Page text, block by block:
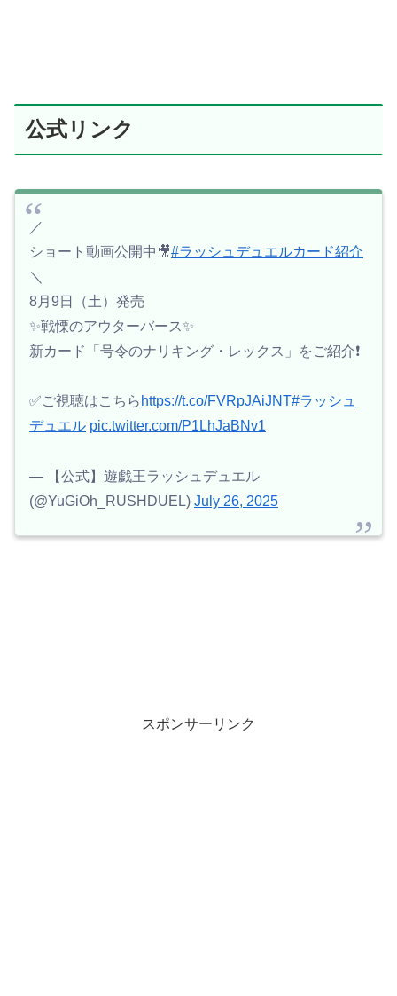
公式リンク
／
ショート動画公開中🎥#ラッシュデュエルカード紹介
＼
8月9日（土）発売
✨️戦慄のアウターバース✨️
新カード「号令のナリキング・レックス」をご紹介❗️
✅ご視聴はこちら https://t.co/FVRpJAiJNT#ラッシュ
デュエル pic.twitter.com/P1LhJaBNv1
— 【公式】遊戯王ラッシュデュエル
(@YuGiOh_RUSHDUEL) July 26, 2025
スポンサーリンク